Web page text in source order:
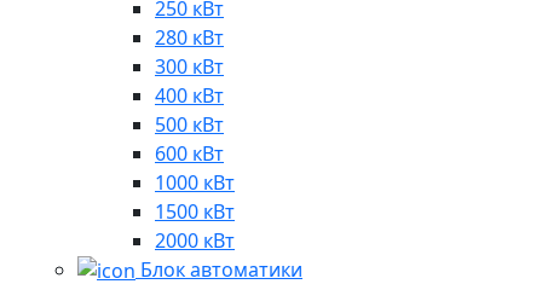
250 кВт
280 кВт
300 кВт
400 кВт
500 кВт
600 кВт
1000 кВт
1500 кВт
2000 кВт
Блок автоматики